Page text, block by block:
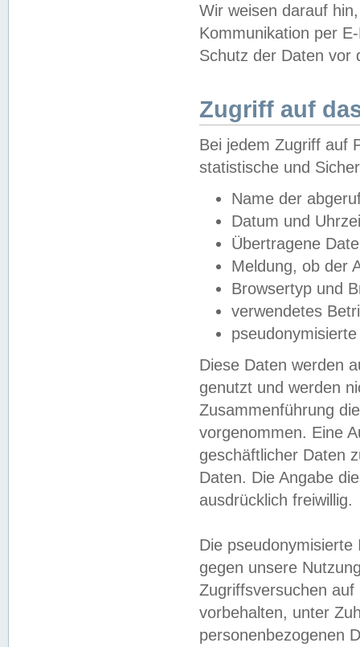
Wir weisen darauf
Kommunikation per
Schutz der Daten vor
Zugriff auf
Bei jedem Zugriff auf
statistische und
Name der
Datum und
Übertragene
Meldung, ob der
Browsertyp und
verwendetes
Diese Daten werden
genutzt und werden
Zusammenführung
vorgenommen. Eine
geschäftlicher Daten
Daten. Die Angabe
ausdrücklich freiwillig.
Die
gegen unsere
Zugriffsversuchen
vorbehalten, unter
personenbezogenen